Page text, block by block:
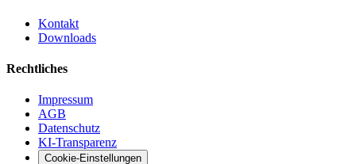
Kontakt
Downloads
Rechtliches
Impressum
AGB
Datenschutz
KI-Transparenz
Cookie-Einstellungen